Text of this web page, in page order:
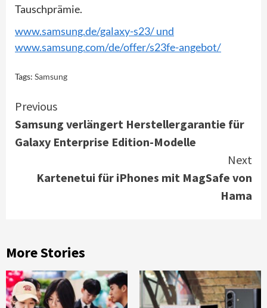
Tauschprämie.
www.samsung.de/galaxy-s23/ und
www.samsung.com/de/offer/s23fe-angebot/
Tags: Samsung
Continue
Reading
Previous
Samsung verlängert Herstellergarantie für
Galaxy Enterprise Edition-Modelle
Next
Kartenetui für iPhones mit MagSafe von
Hama
More Stories